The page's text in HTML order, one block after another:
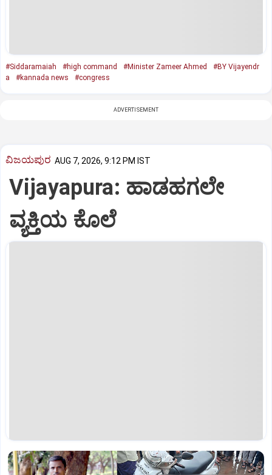
#Siddaramaiah #high command #Minister Zameer Ahmed
#BY Vijayendr
a
#kannada news #congress
ADVERTISEMENT
ವಿಜಯಪುರ AUG 7, 2026, 9:12 PM IST
Vijayapura: ಹಾಡಹಗಲೇ
ವ್ಯಕ್ತಿಯ ಕೊಲೆ